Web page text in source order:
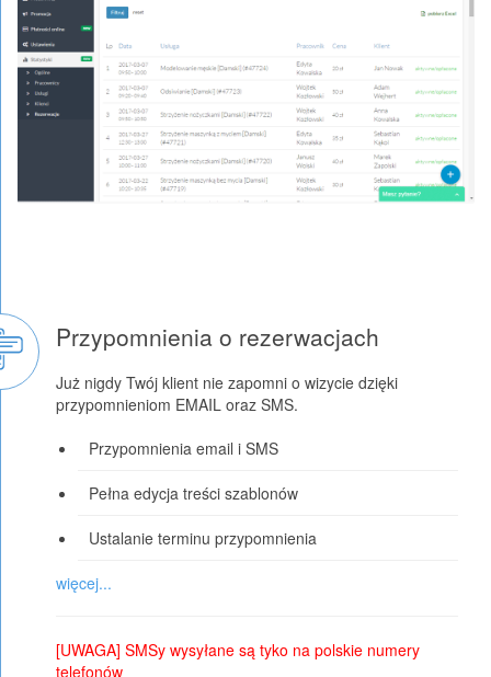
Przypomnienia o rezerwacjach
Już nigdy Twój klient nie zapomni o wizycie dzięki
przypomnieniom EMAIL oraz SMS.
Przypomnienia email i SMS
Pełna edycja treści szablonów
Ustalanie terminu przypomnienia
więcej...
[UWAGA] SMSy wysyłane są tyko na polskie numery
telefonów